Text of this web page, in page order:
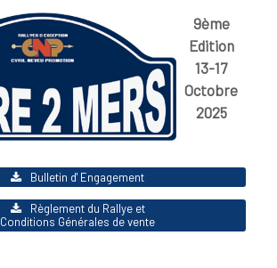
9ème
Edition
13-17
Octobre
2025
Bulletin d' Engagement
Règlement du Rallye et
Conditions Générales de vente